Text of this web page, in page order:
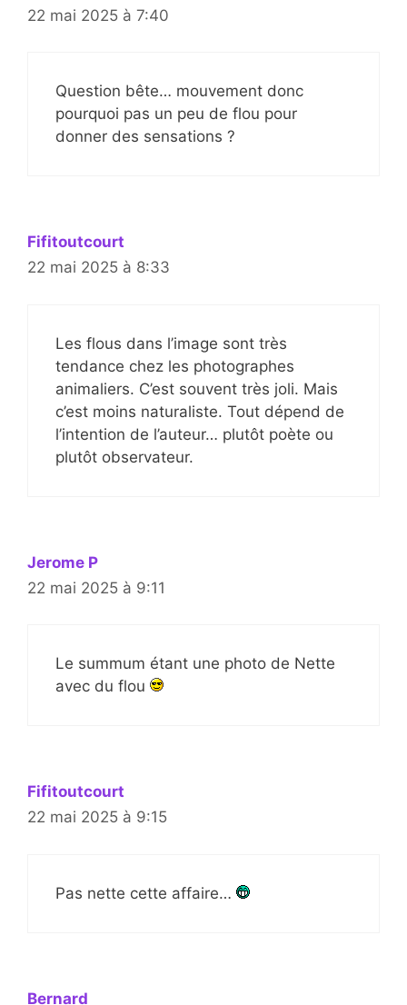
22 mai 2025 à 7:40
Question bête… mouvement donc
pourquoi pas un peu de flou pour
donner des sensations ?
Fifitoutcourt
22 mai 2025 à 8:33
Les flous dans l’image sont très
tendance chez les photographes
animaliers. C’est souvent très joli. Mais
c’est moins naturaliste. Tout dépend de
l’intention de l’auteur… plutôt poète ou
plutôt observateur.
Jerome P
22 mai 2025 à 9:11
Le summum étant une photo de Nette
avec du flou
Fifitoutcourt
22 mai 2025 à 9:15
Pas nette cette affaire…
Bernard